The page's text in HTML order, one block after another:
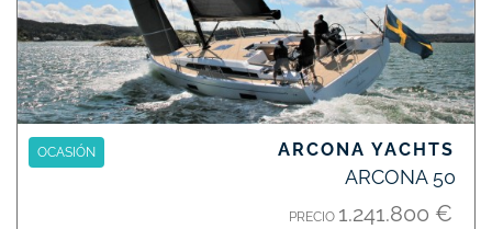
OCASIÓN ARCONA YACHTS
ARCONA 50
PRECIO 1.241.800 €